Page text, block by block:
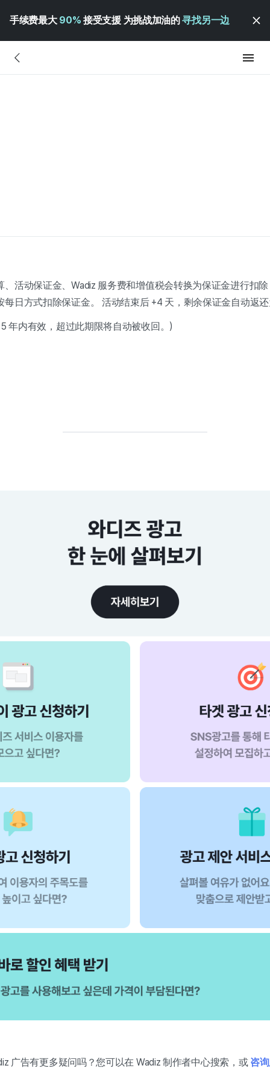
手续费最大 90% 接受支援 为挑战加油的寻找另一边
、活动保证金、Wadiz 服务费和增值税会转换为保证金进行扣
日方式扣除保证金。
活动结束后 +4 天，剩余保证金自动返
年内有效，超过此期限将自动被收回。)
广告有更多疑问吗？您可以在 Wadiz 制作者中心搜索，或咨